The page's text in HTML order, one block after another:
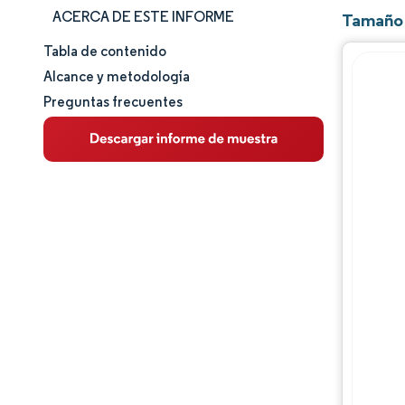
ACERCA DE ESTE INFORME
Tamaño y cuota de mercado
Análisis de mercado
Tendencias e ideas
Tabla de contenido
Alcance y metodología
Preguntas frecuentes